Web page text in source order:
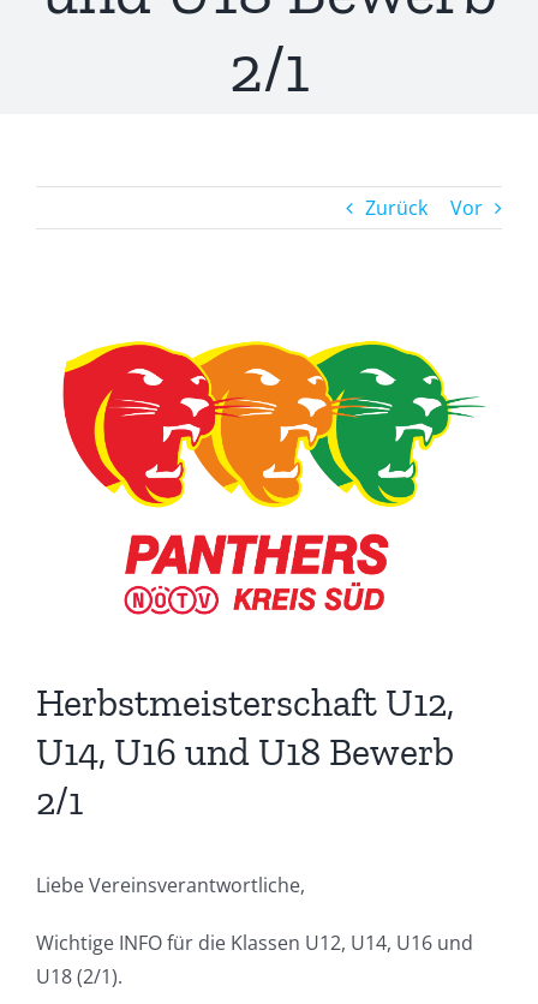
2/1
Zurück Vor
grösseres
Bild
Herbstmeisterschaft U12,
U14, U16 und U18 Bewerb
2/1
Liebe Vereinsverantwortliche,
Wichtige INFO für die Klassen U12, U14, U16 und
U18 (2/1).